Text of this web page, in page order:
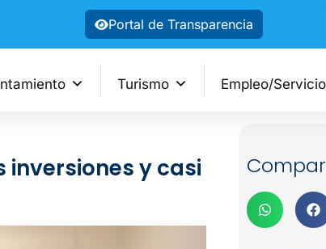
Portal de Transparencia
Turismo Empleo/
inversiones y casi